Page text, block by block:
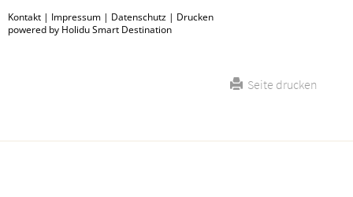
Kontakt | Impressum | Datenschutz | Drucken
powered by Holidu Smart Destination
Seite drucken